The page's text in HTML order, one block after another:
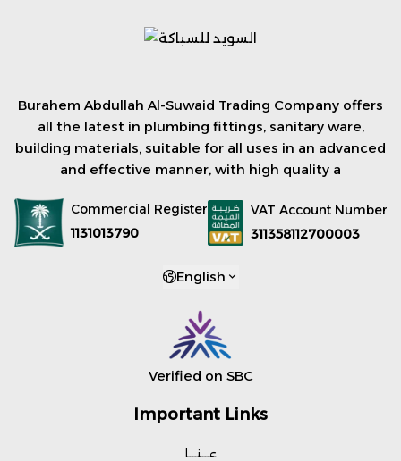
Important Links
عـــنـــا
Burahem Abdullah Al-Suwaid Trading Company offers
all the latest in plumbing fittings, sanitary ware,
building materials, suitable for all uses in an advanced
and effective manner, with high quality a
Commercial Register
1131013790
VAT Account Number
311358112700003
English
Verified on SBC